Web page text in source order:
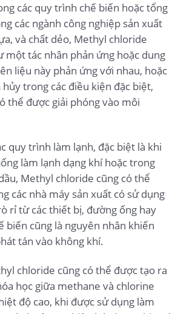
các quy trình chế biến hoặc tổng
các ngành công nghiệp sản xuất
và chất dẻo, Methyl chloride
một tác nhân phản ứng hoặc dung
liệu này phản ứng với nhau, hoặc
trong các điều kiện đặc biệt,
thể được giải phóng vào môi
quy trình làm lạnh, đặc biệt là khi
làm lạnh dạng khí hoặc trong
Methyl chloride cũng có thể
các nhà máy sản xuất có sử dụng
rỉ từ các thiết bị, đường ống hay
biến cũng là nguyên nhân khiến
tán vào không khí.
chloride cũng có thể được tạo ra
học giữa methane và chlorine
độ cao, khi được sử dụng làm